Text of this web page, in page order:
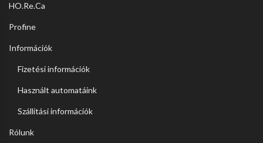
HO.Re.Ca
Profine
Információk
Fizetési információk
Használt automatáink
Szállítási információk
Rólunk